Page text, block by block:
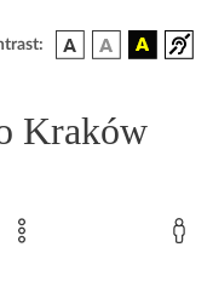
Kraków